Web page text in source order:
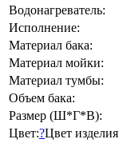
Водонагреватель:
Исполнение:
Материал бака:
Материал мойки:
Материал тумбы:
Объем бака:
Размер (Ш*Г*В):
Цвет:?Цвет изделия